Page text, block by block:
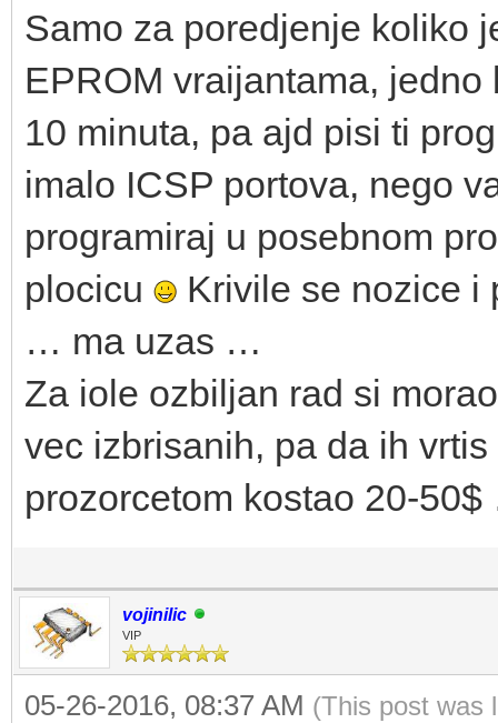
Samo za poredjenje koliko
EPROM vraijantama,
10 minuta, pa ajd pisi ti
imalo ICSP portova, nego
programiraj u posebnom
plocicu
Krivile se nozice i
… ma uzas …
Za iole ozbiljan rad si
vec izbrisanih, pa da ih
prozorcetom kostao 20-
vojinilic
VIP
05-26-2016, 08:37 AM (This post was